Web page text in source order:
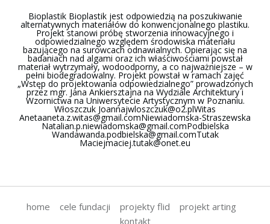
Bioplastik Bioplastik jest odpowiedzią na poszukiwanie
alternatywnych materiałów do konwencjonalnego plastiku.
Projekt stanowi próbę stworzenia innowacyjnego i
odpowiedzialnego względem środowiska materiału
bazującego na surowcach odnawialnych. Opierając się na
badaniach nad algami oraz ich właściwościami powstał
materiał wytrzymały, wodoodporny, a co najważniejsze – w
pełni biodegradowalny. Projekt powstał w ramach zajęć
„Wstęp do projektowania odpowiedzialnego” prowadzonych
przez mgr. Jana Ankiersztajna na Wydziale Architektury i
Wzornictwa na Uniwersytecie Artystycznym w Poznaniu.
Włoszczuk Joannajwloszczuk@o2.plWitas
Anetaaneta.z.witas@gmail.comNiewiadomska-Straszewska
Natalian.p.niewiadomska@gmail.comPodbielska
Wandawanda.podbielska@gmail.comTutak
Maciejmaciej.tutak@onet.eu
home cele fundacji projekty flid
projekt arting
kontakt